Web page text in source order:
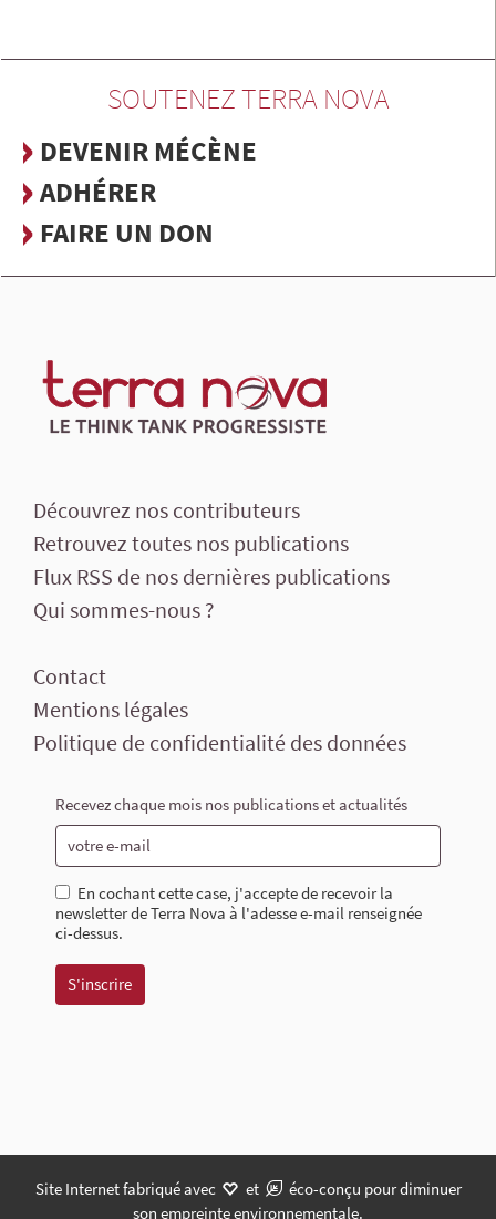
SOUTENEZ TERRA NOVA
DEVENIR MÉCÈNE
ADHÉRER
FAIRE UN DON
Découvrez nos contributeurs
Retrouvez toutes nos publications
Flux RSS de nos dernières publications
Qui sommes-nous ?
Contact
Mentions légales
Politique de confidentialité des données
Recevez chaque mois nos publications et actualités
En cochant cette case, j'accepte de recevoir la
newsletter de Terra Nova à l'adesse e-mail renseignée
ci-dessus.
Site Internet fabriqué avec et
éco-conçu pour diminuer
son empreinte environnementale.